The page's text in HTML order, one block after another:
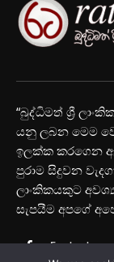
“බුද්ධිමත් ශ්‍රී
යනු ලබන මෙම
ඉලක්ක කරගෙන
පුරාම සිදුවන
ලාංකිකයකුට
සැපයීම අපගේ